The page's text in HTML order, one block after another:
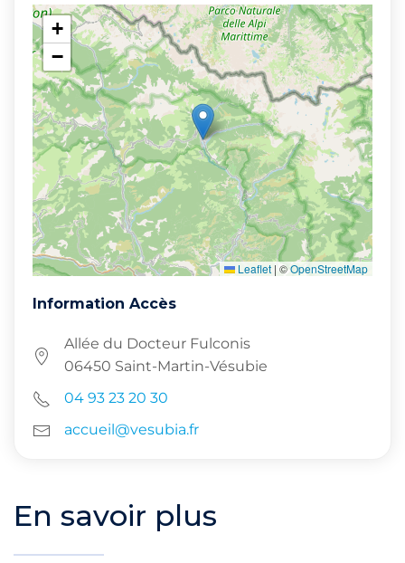
+
−
Leaflet | ©OpenStreetMap
Information Accès
Allée du Docteur Fulconis
06450 Saint-Martin-Vésubie
04 93 23 20 30
accueil@vesubia.fr
En savoir plus